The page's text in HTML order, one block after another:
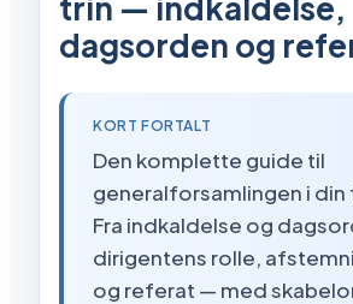
dagsorden og
KORT FORTALT
Den komplette guide til
generalforsamlingen i
Fra indkaldelse og
dirigentens rolle,
og referat — med